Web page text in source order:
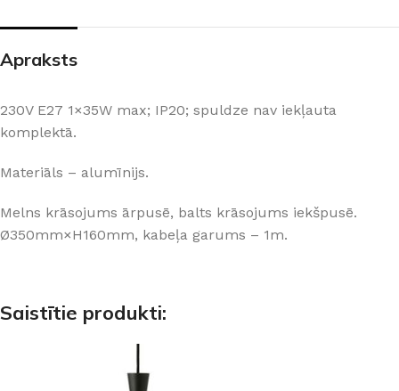
Apraksts
230V E27 1×35W max; IP20; spuldze nav iekļauta
komplektā.
Materiāls – alumīnijs.
Melns krāsojums ārpusē, balts krāsojums iekšpusē.
Ø350mm×H160mm, kabeļa garums – 1m.
Saistītie produkti: